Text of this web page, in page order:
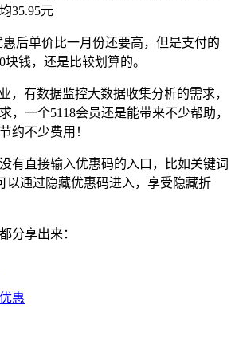
35.95元
后单价比一月份还要高，但是支付的
钱，还是比较划算的。
，有数据监控大数据收集分析的需求，
，一个5118会员还是能带来不少帮助，
约不少费用！
有直接输入优惠码的入口，比如关键词
以通过隐藏优惠码进入，享受隐藏折
分享出来：
惠